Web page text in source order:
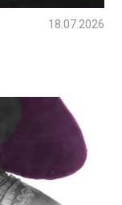
18.07.2026